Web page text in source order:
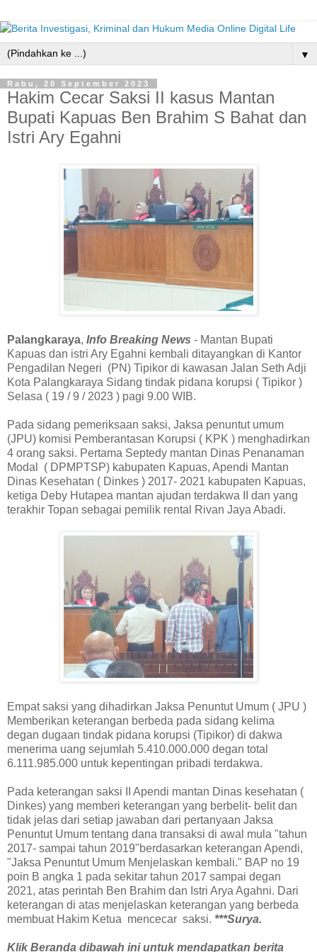
▼
Rabu, 20 September 2023
Hakim Cecar Saksi II kasus Mantan
Bupati Kapuas Ben Brahim S Bahat dan
Istri Ary Egahni
Palangkaraya, Info Breaking News - Mantan Bupati
Kapuas dan istri Ary Egahni kembali ditayangkan di Kantor
Pengadilan Negeri (PN) Tipikor di kawasan Jalan Seth Adji
Kota Palangkaraya Sidang tindak pidana korupsi ( Tipikor )
Selasa ( 19 / 9 / 2023 ) pagi 9.00 WIB.
Pada sidang pemeriksaan saksi, Jaksa penuntut umum
(JPU) komisi Pemberantasan Korupsi ( KPK ) menghadirkan
4 orang saksi. Pertama Septedy mantan Dinas Penanaman
Modal ( DPMPTSP) kabupaten Kapuas, Apendi Mantan
Dinas Kesehatan ( Dinkes ) 2017- 2021 kabupaten Kapuas,
ketiga Deby Hutapea mantan ajudan terdakwa II dan yang
terakhir Topan sebagai pemilik rental Rivan Jaya Abadi.
Empat saksi yang dihadirkan Jaksa Penuntut Umum ( JPU )
Memberikan keterangan berbeda pada sidang kelima
degan dugaan tindak pidana korupsi (Tipikor) di dakwa
menerima uang sejumlah 5.410.000.000 degan total
6.111.985.000 untuk kepentingan pribadi terdakwa.
Pada keterangan saksi II Apendi mantan Dinas kesehatan (
Dinkes) yang memberi keterangan yang berbelit- belit dan
tidak jelas dari setiap jawaban dari pertanyaan Jaksa
Penuntut Umum tentang dana transaksi di awal mula "tahun
2017- sampai tahun 2019"berdasarkan keterangan Apendi,
"Jaksa Penuntut Umum Menjelaskan kembali." BAP no 19
poin B angka 1 pada sekitar tahun 2017 sampai degan
2021, atas perintah Ben Brahim dan Istri Arya Agahni. Dari
keterangan di atas menjelaskan keterangan yang berbeda
membuat Hakim Ketua mencecar saksi. ***Surya.
Klik Beranda dibawah ini untuk mendapatkan berita